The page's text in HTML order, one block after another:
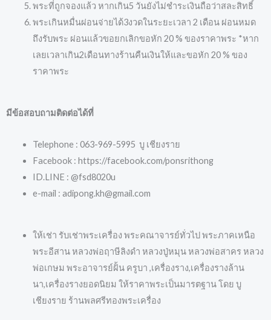
พระที่ถูกจองแล้ว หากเกิน5 วันยังไม่ชำระเงินถือว่าสละสิทธิ์
พระเกินหมื่นผ่อนจ่ายได้3งวดในระยะเวลา 2 เดือน ผ่อนหมด
ถึงรับพระ ผ่อนแล้วขอยกเลิกขอหัก 20 % ของราคาพระ *หาก
เลยเวลาเกิน2เดือนทางร้านคืนเงินให้และขอหัก 20 % ของ
ราคาพระ
มีข้อสอบถามติดต่อได้ที่
Telephone : 063-969-5995 บู เชียงราย
Facebook : https://facebook.com/ponsrithong
ID.LINE : @fsd8020u
e-mail : adipong.kh@gmail.com
ให้เช่า รับเช่าพระเครื่อง พระคณาจารย์ทั่วไป พระภาคเหนือ
พระอีสาน หลวงพ่อฤาษีลิงดำ หลวงปู่หมุน หลวงพ่อสาคร หลวง
พ่อเกษม พระอาจารย์ฝั้น ครูบา ,เครื่องราง,เครื่องรางล้าน
นา,เครื่องรางยอดนิยม ให้ราคาพระเป็นมารตฐาน โดย บู
เชียงราย ร้านพลศรีทองพระเครื่อง